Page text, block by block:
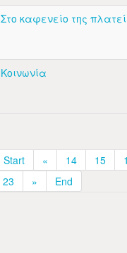
Στο καφενείο της
Κοινωνία
Start « 14 15
23
» End